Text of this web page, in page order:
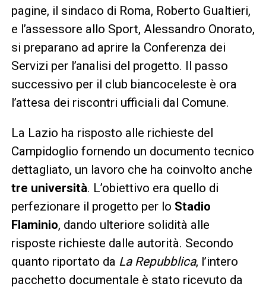
pagine, il sindaco di Roma, Roberto Gualtieri,
e l’assessore allo Sport, Alessandro Onorato,
si preparano ad aprire la Conferenza dei
Servizi per l’analisi del progetto. Il passo
successivo per il club biancoceleste è ora
l’attesa dei riscontri ufficiali dal Comune.
La Lazio ha risposto alle richieste del
Campidoglio fornendo un documento tecnico
dettagliato, un lavoro che ha coinvolto anche
tre università. L’obiettivo era quello di
perfezionare il progetto per lo Stadio
Flaminio, dando ulteriore solidità alle
risposte richieste dalle autorità. Secondo
quanto riportato da La Repubblica, l’intero
pacchetto documentale è stato ricevuto da